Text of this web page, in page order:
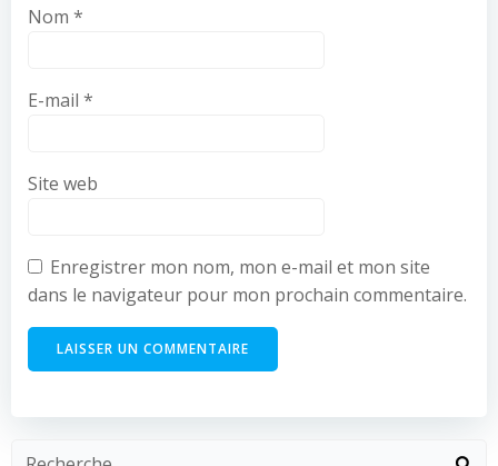
Nom *
E-mail *
Site web
Enregistrer mon nom, mon e-mail et mon site
dans le navigateur pour mon prochain commentaire.